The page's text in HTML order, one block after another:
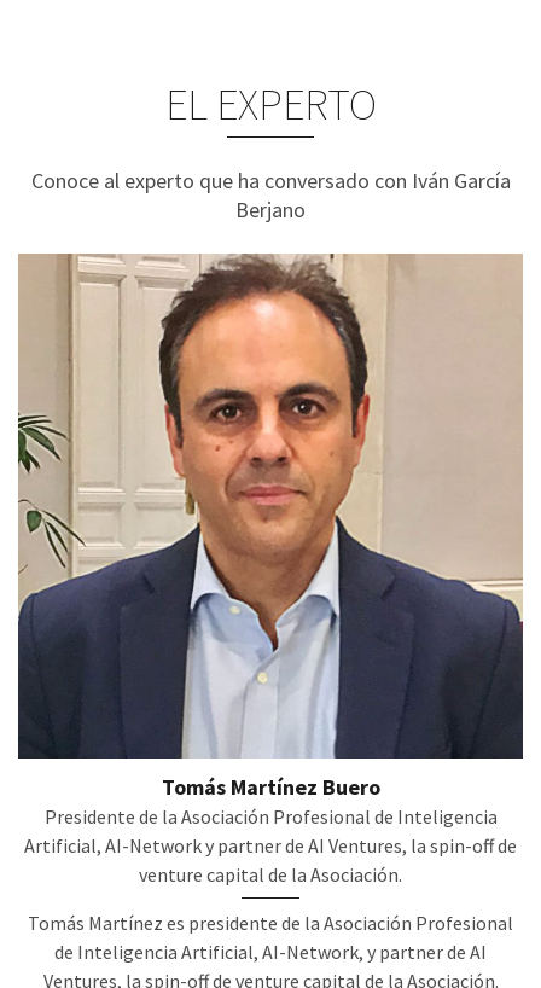
EL EXPERTO
Conoce al experto que ha conversado con Iván García
Berjano
Tomás Martínez Buero
Presidente de la Asociación Profesional de Inteligencia
Artificial, AI-Network y partner de AI Ventures, la spin-off de
venture capital de la Asociación.
Tomás Martínez es presidente de la Asociación Profesional
de Inteligencia Artificial, AI-Network, y partner de AI
Ventures, la spin-off de venture capital de la Asociación.